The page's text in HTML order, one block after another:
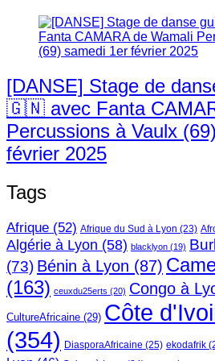
[DANSE] Stage de
🇬🇳 avec Fanta
Percussions à Vaulx
février 2025
Tags
Afrique (52) Afrique du Sud à Lyon (23)
Algérie à Lyon (58) blacklyon (19)
(73) Bénin à Lyon (87)
(163) ceuxdu25erts (20) Congo à
CultureAfricaine (29) Côte
(354) DiasporaAfricaine (25) ekodafrik